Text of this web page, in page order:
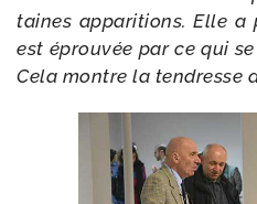
taines appa­ri­tions. Elle a
est éprou­vée par ce qui
Cela montre la ten­dresse